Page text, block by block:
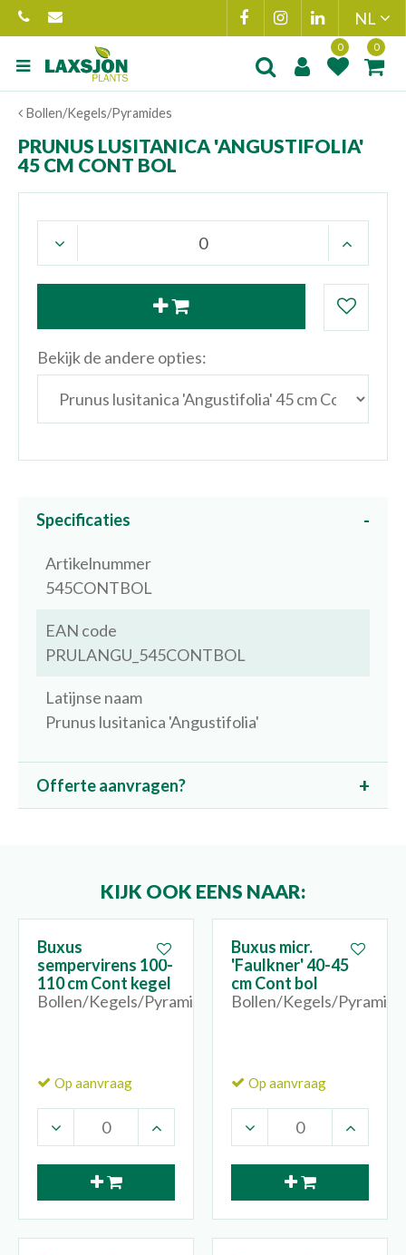
Ga
naar
content
Bollen/Kegels/Pyramides
PRUNUS LUSITANICA 'ANGUSTIFOLIA'
45 CM CONT BOL
Bekijk de andere opties:
Specificaties
Artikelnummer
545CONTBOL
EAN code
PRULANGU_545CONTBOL
Latijnse naam
Prunus lusitanica 'Angustifolia'
Offerte aanvragen?
KIJK OOK EENS NAAR:
Buxus
sempervirens 100-
110 cm Cont kegel
Bollen/Kegels/Pyramides
Op aanvraag
Buxus micr.
'Faulkner' 40-45
cm Cont bol
Bollen/Kegels/
Op aanvraag